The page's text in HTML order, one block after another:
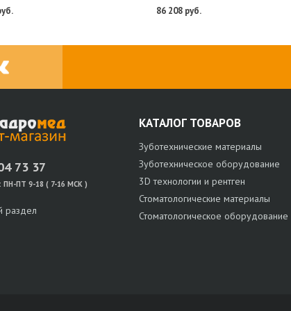
86 208 руб.
КАТАЛОГ ТОВАРОВ
Зуботехнические материалы
Зуботехническое оборудование
3D технологии и рентген
Стоматологические материалы
Стоматологическое оборудование
73 37
ПН-ПТ 9-18 ( 7-16 МСК )
раздел